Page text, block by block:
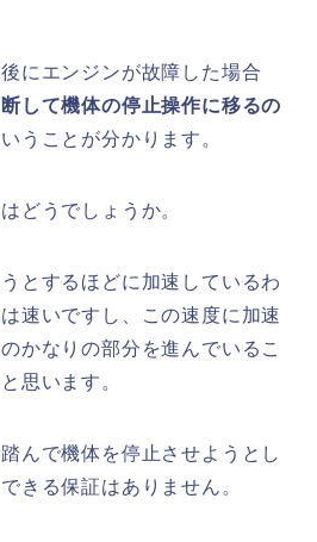
にエンジンが故障した場合
して機体の停止操作に移るの
うことが分かります。
どうでしょうか。
とするほどに加速しているわ
速いですし、この速度に加速
かなりの部分を進んでいるこ
思います。
んで機体を停止させようとし
きる保証はありません。